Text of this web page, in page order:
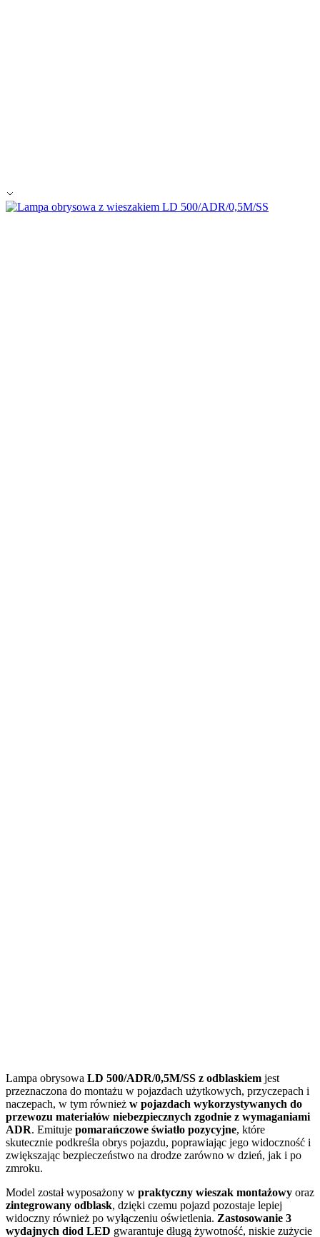
Lampa obrysowa LD 500/ADR/0,5M/SS z odblaskiem jest
przeznaczona do montażu w pojazdach użytkowych, przyczepach i
naczepach, w tym również w pojazdach wykorzystywanych do
przewozu materiałów niebezpiecznych zgodnie z wymaganiami
ADR. Emituje pomarańczowe światło pozycyjne, które
skutecznie podkreśla obrys pojazdu, poprawiając jego widoczność i
zwiększając bezpieczeństwo na drodze zarówno w dzień, jak i po
zmroku.
Model został wyposażony w praktyczny wieszak montażowy oraz
zintegrowany odblask, dzięki czemu pojazd pozostaje lepiej
widoczny również po wyłączeniu oświetlenia. Zastosowanie 3
wydajnych diod LED gwarantuje długą żywotność, niskie zużycie